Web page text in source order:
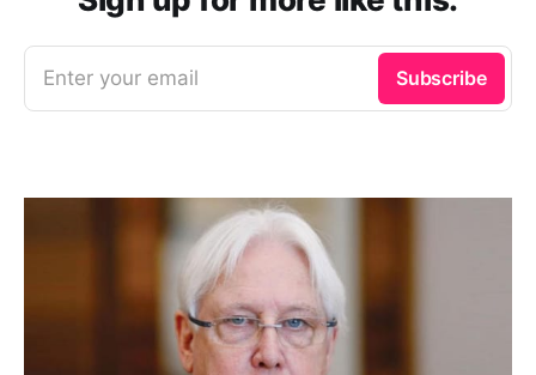
Enter your email Subscribe